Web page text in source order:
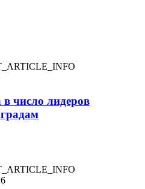
число лидеров